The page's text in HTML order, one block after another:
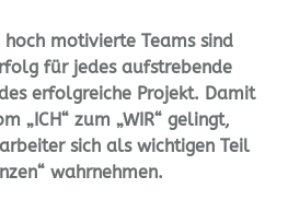
motivierte Teams sind
für jedes aufstrebende
erfolgreiche Projekt. Damit
„ICH“ zum „WIR“ gelingt,
sich als wichtigen Teil
wahrnehmen.